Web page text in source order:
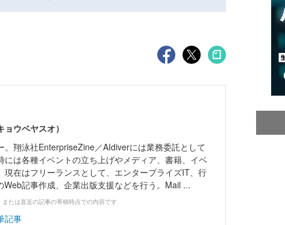
ウベヤスオ）
。翔泳社EnterpriseZine／AIdiverには業務委託として
には各種イベントの立ち上げやメディア、書籍、イベ
現在はフリーランスとして、エンタープライズIT、行
Web記事作成、企業出版支援などを行う。Mail ...
たは直近の記事の寄稿時点での内容です
記事